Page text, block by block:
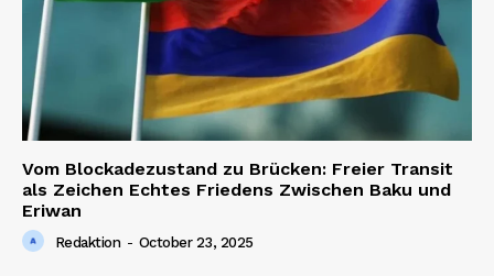
Vom Blockadezustand zu Brücken: Freier Transit
als Zeichen Echtes Friedens Zwischen Baku und
Eriwan
Redaktion - October 23, 2025